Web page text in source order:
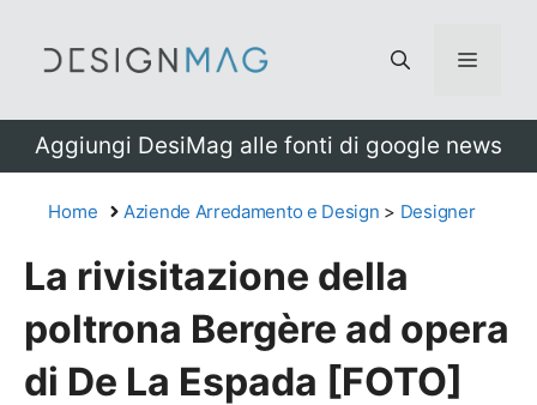
Menu
Aggiungi DesiMag alle fonti di google news
Home Aziende Arredamento e Design > Designer
La rivisitazione della
poltrona Bergère ad opera
di De La Espada [FOTO]